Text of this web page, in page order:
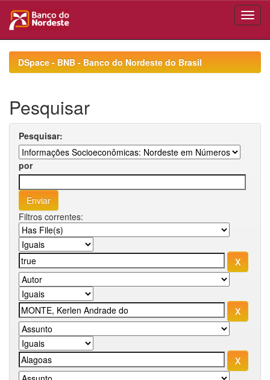
navigationDSpace - BNB - Banco do Nordeste do Brasil
Pesquisar
Pesquisar:
por
Filtros correntes: